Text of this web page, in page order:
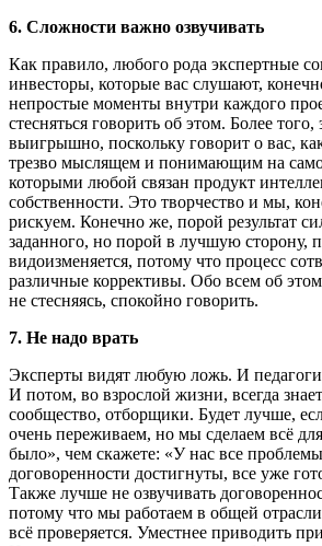
6. Сложности важно озвучивать
Как правило, любого рода экспертные
инвесторы, которые вас слушают,
непростые моменты внутри каждого
стесняться говорить об этом. Более того,
выигрышно, поскольку говорит о вас,
трезво мыслящем и понимающим на
которыми любой связан продукт
собственности. Это творчество и мы,
рискуем. Конечно же, порой результат
заданного, но порой в лучшую сторону,
видоизменяется, потому что процесс
различные коррективы. Обо всем об
не стесняясь, спокойно говорить.
7. Не надо врать
Эксперты видят любую ложь. И педагоги
И потом, во взрослой жизни, всегда
сообщество, отборщики. Будет лучше,
очень переживаем, но мы сделаем всё
было», чем скажете: «У нас все
договоренности достигнуты, все уже
Также лучше не озвучивать
потому что мы работаем в общей
всё проверяется. Уместнее приводить